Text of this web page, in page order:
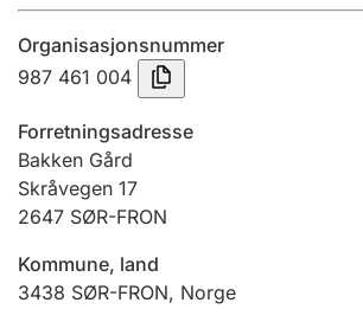
Innsending og forseinkingsgebyr
Tinglysing
Jeger
Betaling og jegeravgiftskort
Ektepaktrettleiaren
Organisasjonsnummer
987 461 004
Forretningsadresse
Bakken Gård
Skråvegen 17
2647 SØR-FRON
Kommune, land
3438 SØR-FRON, Norge